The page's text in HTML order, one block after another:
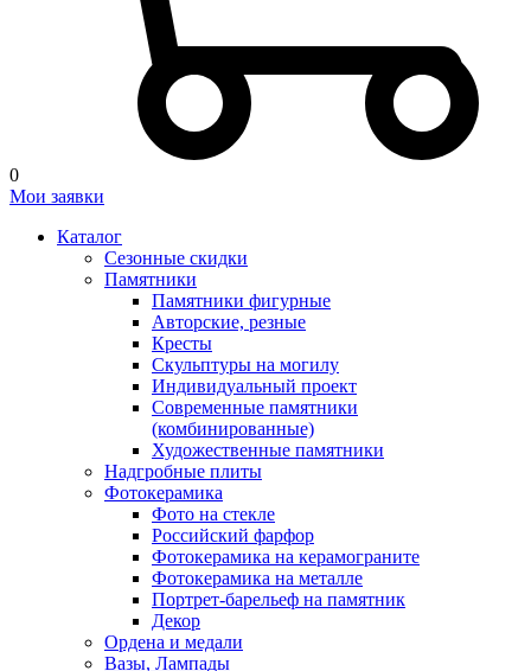
0
Мои заявки
Каталог
Сезонные скидки
Памятники
Памятники фигурные
Авторские, резные
Кресты
Скульптуры на могилу
Индивидуальный проект
Современные памятники
(комбинированные)
Художественные памятники
Надгробные плиты
Фотокерамика
Фото на стекле
Российский фарфор
Фотокерамика на керамограните
Фотокерамика на металле
Портрет-барельеф на памятник
Декор
Ордена и медали
Вазы, Лампады